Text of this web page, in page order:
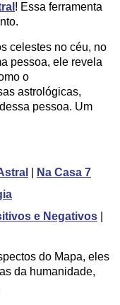
! Essa ferramenta
celestes no céu, no
pessoa, ele revela
o
astrológicas,
pessoa. Um
Na Casa 7
e Negativos
do Mapa, eles
da humanidade,